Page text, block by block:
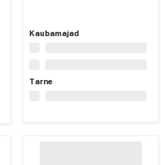
Kaubamajad
Tarne